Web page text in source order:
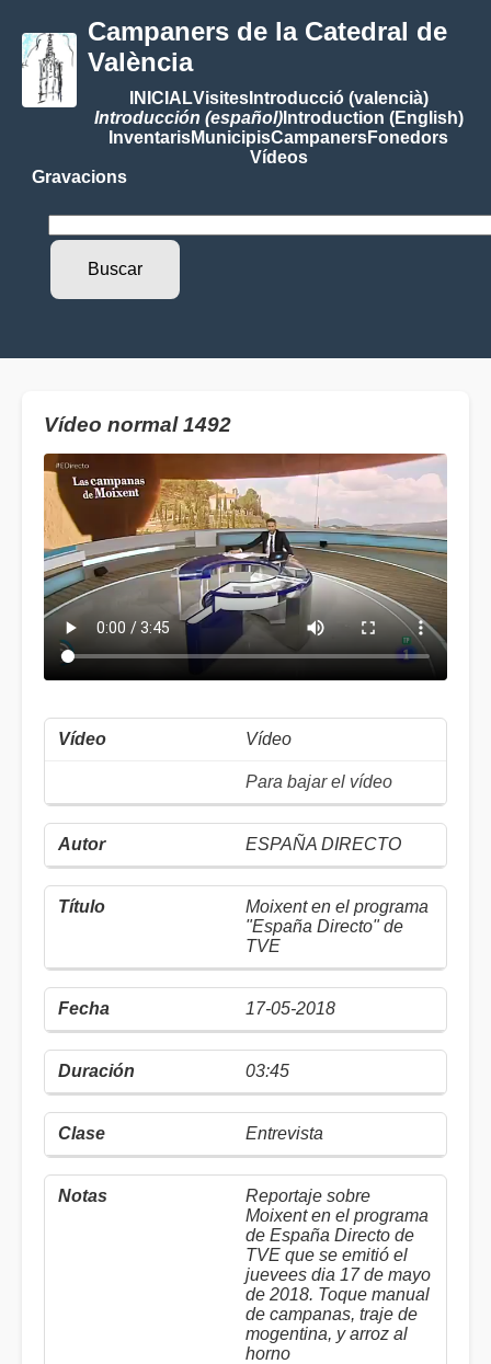
Campaners de la Catedral de
València
INICIALVisitesIntroducció (valencià)
Introducción (español)Introduction (English)
InventarisMunicipisCampanersFonedors
Vídeos
Gravacions
Vídeo normal 1492
Vídeo
Para bajar el vídeo
ESPAÑA DIRECTO
Moixent en el programa
"España Directo" de
TVE
17-05-2018
03:45
Entrevista
Reportaje sobre
Moixent en el programa
de España Directo de
TVE que se emitió el
juevees dia 17 de mayo
de 2018. Toque manual
de campanas, traje de
mogentina, y arroz al
horno